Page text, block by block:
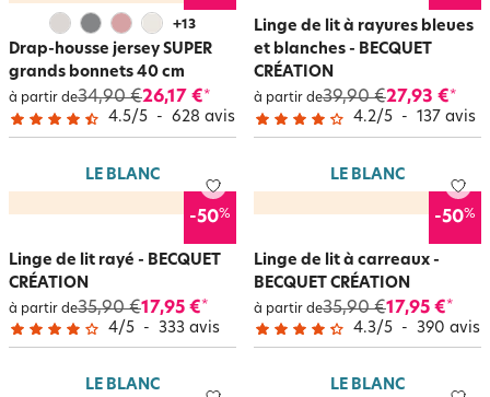
+13
Drap-housse jersey SUPER
grands bonnets 40 cm
à partir de34,90 €26,17 €*
4.5/5 - 628 avis
Linge de lit à rayures bleues
et blanches - BECQUET
CRÉATION
à partir de39,90 €27,93 €*
4.2/5 - 137 avis
LE BLANC
-50%
Linge de lit rayé - BECQUET
CRÉATION
à partir de35,90 €17,95 €*
4/5 - 333 avis
LE BLANC
-50%
Linge de lit à carreaux -
BECQUET CRÉATION
à partir de35,90 €17,95 €*
4.3/5 - 390 avis
LE BLANC LE BLANC